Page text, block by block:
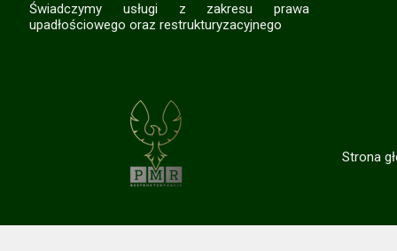
Strona
Świadczymy usługi z zakresu prawa
upadłościowego oraz restrukturyzacyjnego